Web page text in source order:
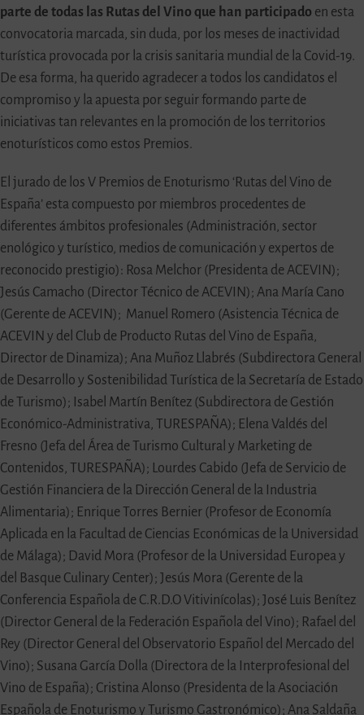
parte de todas las Rutas del Vino que han participado en esta
convocatoria marcada, sin duda, por los meses de inactividad
turística provocada por la crisis sanitaria mundial de la Covid-19.
De esa forma, ha querido agradecer a todos los candidatos el
compromiso y la apuesta por seguir formando parte de
iniciativas tan relevantes en la promoción de los territorios
enoturísticos como estos Premios.
El jurado de los V Premios de Enoturismo ‘Rutas del Vino de
España’ esta compuesto por miembros procedentes de
diferentes ámbitos profesionales (Administración, sector
enológico y turístico, medios de comunicación y expertos de
reconocido prestigio): Rosa Melchor (Presidenta de ACEVIN);
Jesús Camacho (Director Técnico de ACEVIN); Ana María Cano
(Gerente de ACEVIN); Manuel Romero (Asistencia Técnica de
ACEVIN y del Club de Producto Rutas del Vino de España,
Director de Dinamiza); Ana Muñoz Llabrés (Subdirectora General
de Desarrollo y Sostenibilidad Turística de la Secretaría de Estado
de Turismo); Isabel Martín Benítez (Subdirectora de Gestión
Económico-Administrativa, TURESPAÑA); Elena Valdés del
Fresno (Jefa del Área de Turismo Cultural y Marketing de
Contenidos, TURESPAÑA); Lourdes Cabido (Jefa de Servicio de
Gestión Financiera de la Dirección General de la Industria
Alimentaria); Enrique Torres Bernier (Profesor de Economía
Aplicada en la Facultad de Ciencias Económicas de la Universidad
de Málaga); David Mora (Profesor de la Universidad Europea y
del Basque Culinary Center); Jesús Mora (Gerente de la
Conferencia Española de C.R.D.O Vitivinícolas); José Luis Benítez
(Director General de la Federación Española del Vino); Rafael del
Rey (Director General del Observatorio Español del Mercado del
Vino); Susana García Dolla (Directora de la Interprofesional del
Vino de España); Cristina Alonso (Presidenta de la Asociación
Española de Enoturismo y Turismo Gastronómico); Ana Saldaña